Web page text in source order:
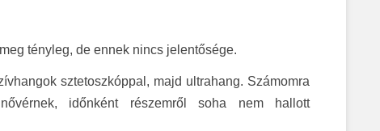
tényleg, de ennek nincs jelentősége.
sztetoszkóppal, majd ultrahang. Számomra
időnként részemről soha nem hallott